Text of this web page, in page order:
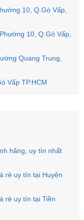
10, Q.Gò Vấp,
10, Q.Gò Vấp,
Quang Trung,
Vấp TP.HCM
hãng, uy tín nhất
rẻ uy tín tại Huyện
rẻ uy tín tại Tiền